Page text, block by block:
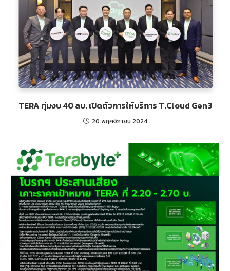
TERA ทุ่มงบ 40 ลบ. เปิดตัวการให้บริการ T.Cloud Gen3
20 พฤศจิกายน 2024